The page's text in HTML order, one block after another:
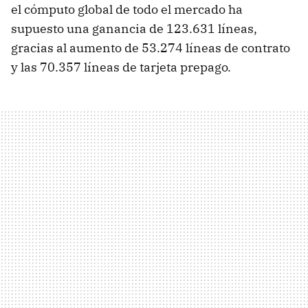
el cómputo global de todo el mercado ha
supuesto una ganancia de 123.631 líneas,
gracias al aumento de 53.274 líneas de contrato
y las 70.357 líneas de tarjeta prepago.